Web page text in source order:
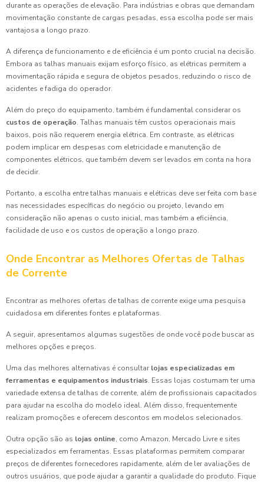
durante as operações de elevação. Para indústrias e obras que demandam
movimentação constante de cargas pesadas, essa escolha pode ser mais
vantajosa a longo prazo.
A diferença de funcionamento e de eficiência é um ponto crucial na decisão.
Embora as talhas manuais exijam esforço físico, as elétricas permitem a
movimentação rápida e segura de objetos pesados, reduzindo o risco de
acidentes e fadiga do operador.
Além do preço do equipamento, também é fundamental considerar os
custos de operação. Talhas manuais têm custos operacionais mais
baixos, pois não requerem energia elétrica. Em contraste, as elétricas
podem implicar em despesas com eletricidade e manutenção de
componentes elétricos, que também devem ser levados em conta na hora
de decidir.
Portanto, a escolha entre talhas manuais e elétricas deve ser feita com base
nas necessidades específicas do negócio ou projeto, levando em
consideração não apenas o custo inicial, mas também a eficiência,
facilidade de uso e os custos de operação a longo prazo.
Onde Encontrar as Melhores Ofertas de Talhas
de Corrente
Encontrar as melhores ofertas de talhas de corrente exige uma pesquisa
cuidadosa em diferentes fontes e plataformas.
A seguir, apresentamos algumas sugestões de onde você pode buscar as
melhores opções e preços.
Uma das melhores alternativas é consultar lojas especializadas em
ferramentas e equipamentos industriais. Essas lojas costumam ter uma
variedade extensa de talhas de corrente, além de profissionais capacitados
para ajudar na escolha do modelo ideal. Além disso, frequentemente
realizam promoções e oferecem descontos em modelos selecionados.
Outra opção são as lojas online, como Amazon, Mercado Livre e sites
especializados em ferramentas. Essas plataformas permitem comparar
preços de diferentes fornecedores rapidamente, além de ler avaliações de
outros usuários, que pode ajudar a garantir a qualidade do produto. Fique